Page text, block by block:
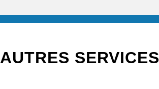
AUTRES SERVICES